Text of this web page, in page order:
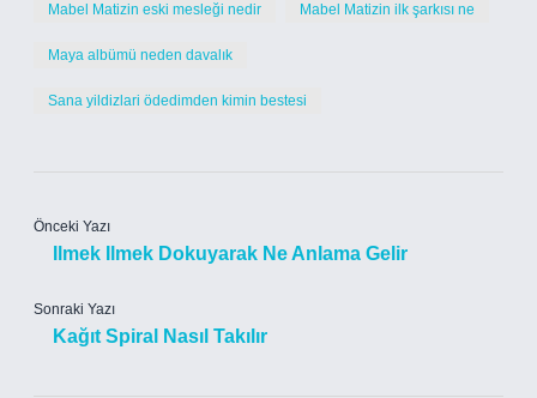
Mabel Matizin eski mesleği nedir Mabel Matizin ilk şarkısı ne
Maya albümü neden davalık
Sana yildizlari ödedimden kimin bestesi
Önceki Yazı
Ilmek Ilmek Dokuyarak Ne Anlama Gelir
Sonraki Yazı
Kağıt Spiral Nasıl Takılır